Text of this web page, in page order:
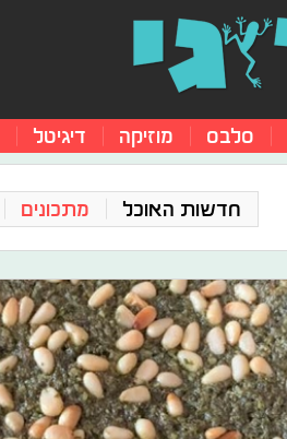
סלבס מוזיקה דיגיטל
חדשות האוכל מתכונים